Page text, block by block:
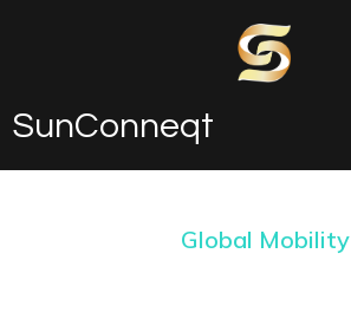
SunConneqt
Global Mobility